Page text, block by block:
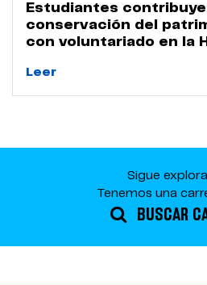
Estudiantes
conservación del
con voluntariado en la
Leer
Sigue
Tenemos una
BUSCAR